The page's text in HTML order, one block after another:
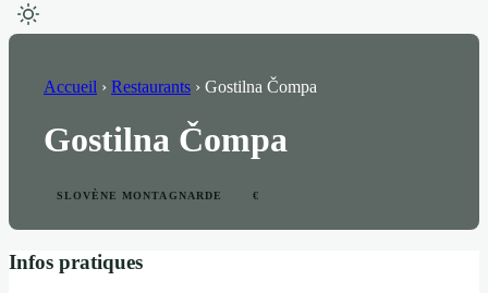
Accueil › Restaurants › Gostilna Čompa
Gostilna Čompa
SLOVÈNE MONTAGNARDE €
Infos pratiques